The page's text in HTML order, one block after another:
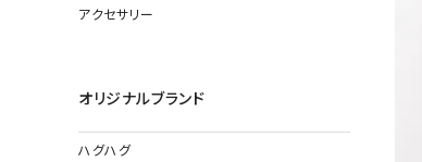
アクセサリー
オリジナルブランド
ハグハグ